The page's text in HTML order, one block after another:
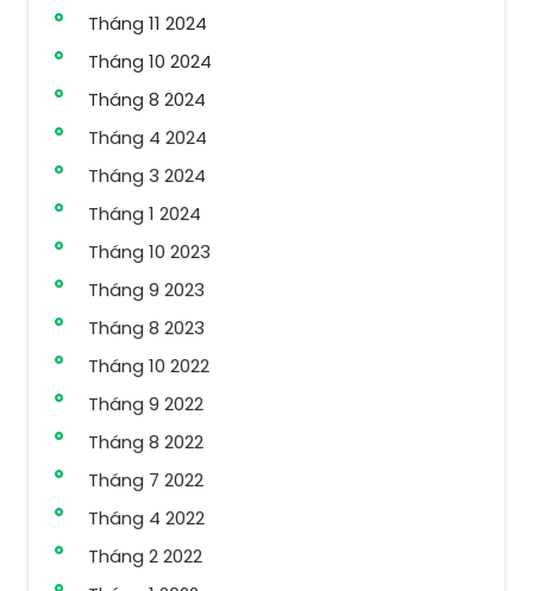
Tháng 11 2024
Tháng 10 2024
Tháng 8 2024
Tháng 4 2024
Tháng 3 2024
Tháng 1 2024
Tháng 10 2023
Tháng 9 2023
Tháng 8 2023
Tháng 10 2022
Tháng 9 2022
Tháng 8 2022
Tháng 7 2022
Tháng 4 2022
Tháng 2 2022